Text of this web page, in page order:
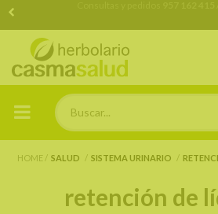
HOME SALUD SISTEMA URINARIO
retención de